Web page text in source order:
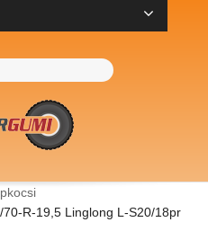
R-19,5 Linglong L-S20/18pr